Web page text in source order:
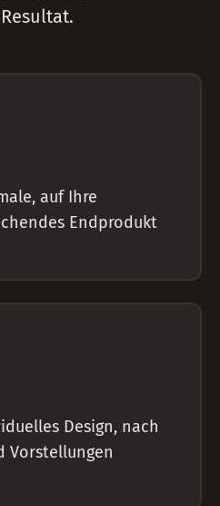
auf Ihre
Endprodukt
Design, nach
Vorstellungen